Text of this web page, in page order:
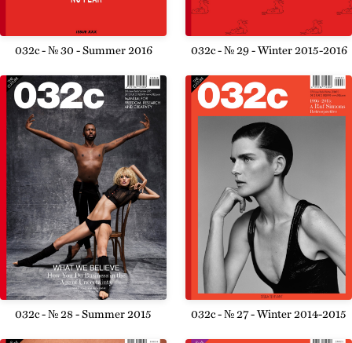
032c - № 30 - Summer 2016 032c - № 29 - Winter 2015-2016
032c - № 28 - Summer 2015 032c - № 27 - Winter 2014-2015